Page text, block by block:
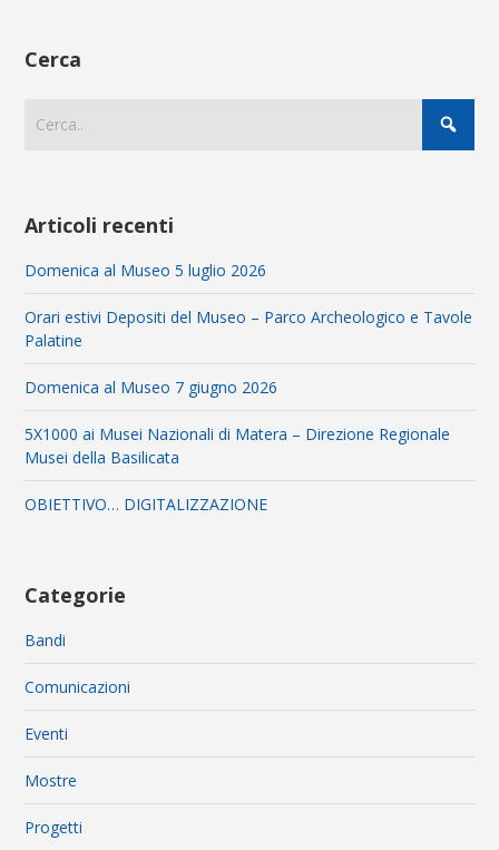
Cerca
Articoli recenti
Domenica al Museo 5 luglio 2026
Orari estivi Depositi del Museo – Parco Archeologico e Tavole
Palatine
Domenica al Museo 7 giugno 2026
5X1000 ai Musei Nazionali di Matera – Direzione Regionale
Musei della Basilicata
OBIETTIVO… DIGITALIZZAZIONE
Categorie
Bandi
Comunicazioni
Eventi
Mostre
Progetti